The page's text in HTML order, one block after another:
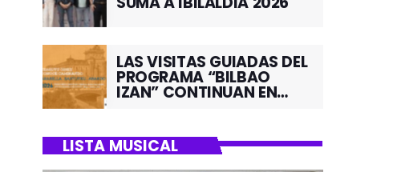
LAS VISITAS GUIADAS DEL
PROGRAMA “BILBAO
IZAN” CONTINUAN EN
LISTA MUSICAL